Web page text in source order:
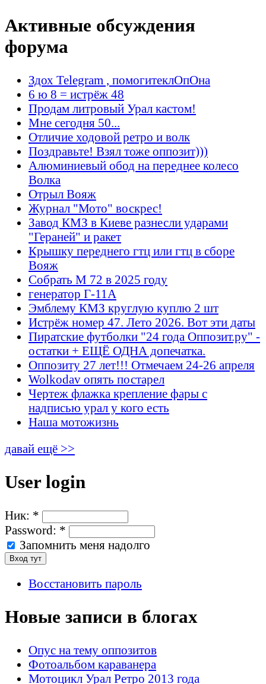
Активные обсуждения
форума
Здох Telegram , помогитеклОпОна
6 ю 8 = истрёж 48
Продам литровый Урал кастом!
Мне сегодня 50...
Отличие ходовой ретро и волк
Поздравьте! Взял тоже оппозит)))
Алюминиевый обод на переднее колесо
Волка
Отрыл Вояж
Журнал "Мото" воскрес!
Завод КМЗ в Киеве разнесли ударами
"Гераней" и ракет
Крышку переднего гтц или гтц в сборе
Вояж
Собрать М 72 в 2025 году
генератор Г-11А
Эмблему КМЗ круглую куплю 2 шт
Истрёж номер 47. Лето 2026. Вот эти даты
Пиратские футболки "24 года Оппозит.ру" -
остатки + ЕЩЁ ОДНА допечатка.
Оппозиту 27 лет!!! Отмечаем 24-26 апреля
Wolkodav опять постарел
Чертеж флажка крепление фары с
надписью урал у кого есть
Наша мотожизнь
давай ещё >>
User login
Ник: *
Password: *
Запомнить меня надолго
Восстановить пароль
Новые записи в блогах
Опус на тему оппозитов
Фотоальбом караванера
Мотоцикл Урал Ретро 2013 года